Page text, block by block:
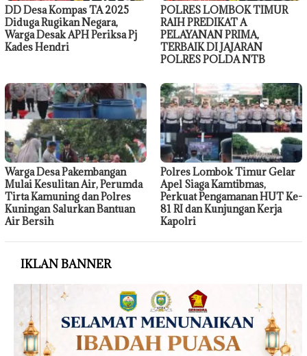
DD Desa Kompas TA 2025
Diduga Rugikan Negara,
Warga Desak APH Periksa Pj
Kades Hendri
POLRES LOMBOK TIMUR
RAIH PREDIKAT A
PELAYANAN PRIMA,
TERBAIK DI JAJARAN
POLRES POLDA NTB
Warga Desa Pakembangan
Mulai Kesulitan Air, Perumda
Tirta Kamuning dan Polres
Kuningan Salurkan Bantuan
Air Bersih
Polres Lombok Timur Gelar
Apel Siaga Kamtibmas,
Perkuat Pengamanan HUT Ke-
81 RI dan Kunjungan Kerja
Kapolri
IKLAN BANNER